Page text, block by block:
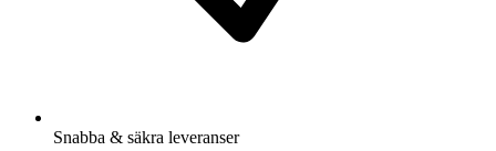
Snabba & säkra leveranser